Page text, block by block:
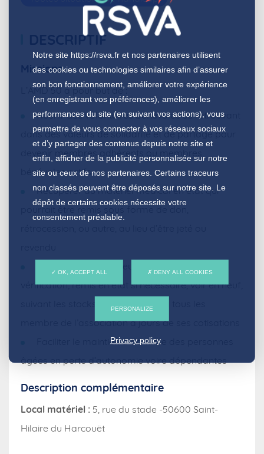
DESCRIPTIF
Missions
L’AMD 50 a pour but de :
Réunir des volontaires bénévoles se retrouvant
dans des valeurs de solidarité et de partage pour
devenir membres adhérents ou membres
bénévoles actifs.
Récupérer du matériel médical en état qui
pourrait être remis sous forme de don,
vérification, remis en état si nécessaire, voir en neuf,
suivant les stocks et les moyens, à tous les
membre de l’association à jours de ses cotisations
Faciliter le maintien à domicile des personnes
âgées en perte d’autonomie voire dépendantes
Description complémentaire
Local matériel : 5, rue du stade -50600 Saint-
Hilaire du Harcouët
Notre site https://rsva.fret nos partenaires utilisent
des cookies ou technologies similaires afin d’assurer
son bon fonctionnement, améliorer votre expérience
(en enregistrant vos préférences), améliorer les
performances du site (en suivant vos actions), vous
permettre de vous connecter à vos réseaux sociaux
et d’y partager des contenus depuis notre site et
enfin, afficher de la publicité personnalisée sur notre
site ou ceux de nos partenaires. Certains traceurs
non classés peuvent être déposés sur notre site. Le
dépôt de certains cookies nécessite votre
consentement préalable.
OK, ACCEPT ALL DENY ALL COOKIES
PERSONALIZE
Privacy policy